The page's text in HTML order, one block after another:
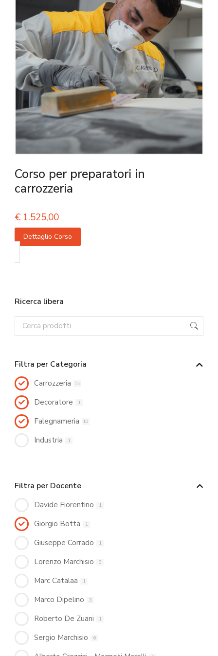
Corso per preparatori in
carrozzeria
€ 1.525,00
Dettaglio Corso
Ricerca libera
Filtra per Categoria
Carrozzeria 15
Decoratore 1
Falegnameria 10
Industria 1
Filtra per Docente
Davide Fiorentino 1
Giorgio Botta 1
Giuseppe Corrado 1
Lorenzo Marchisio 3
Marc Catalaa 1
Marco Dipelino 3
Roberto De Zuani 1
Sergio Marchisio 6